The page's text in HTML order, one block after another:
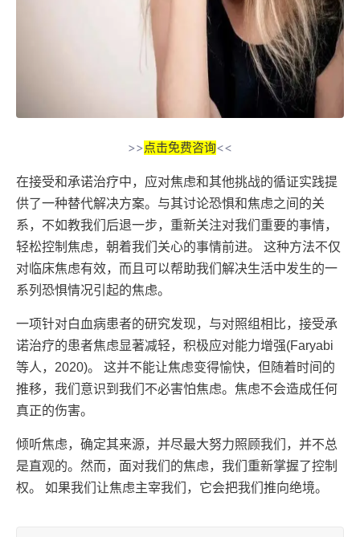
>>点击免费咨询<<
在接受和承诺治疗中，应对焦虑和其他挑战的循证实践提
供了一种替代解决方案。与其讨论恐惧和焦虑之间的关
系，不如教我们后退一步，重新关注对我们重要的事情，
轻松控制焦虑，朝着我们关心的事情前进。 这种方法不仅
对临床焦虑有效，而且可以帮助我们解决生活中发生的一
系列恐惧情况引起的焦虑。
一项针对白血病患者的研究发现，与对照组相比，接受承
诺治疗的患者焦虑显著减轻，积极应对能力增强(Faryabi
等人，2020)。 这并不能让焦虑变得愉快，但随着时间的
推移，我们意识到我们不必害怕焦虑。焦虑不会造成任何
真正的伤害。
倾听焦虑，确定其来源，并尽最大努力照顾我们，并不总
是直观的。然而，面对我们的焦虑，我们重新掌握了控制
权。 如果我们让焦虑主宰我们，它会把我们推向绝境。